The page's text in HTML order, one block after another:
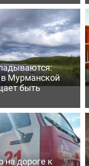
Мурманской
быть
на дороге к